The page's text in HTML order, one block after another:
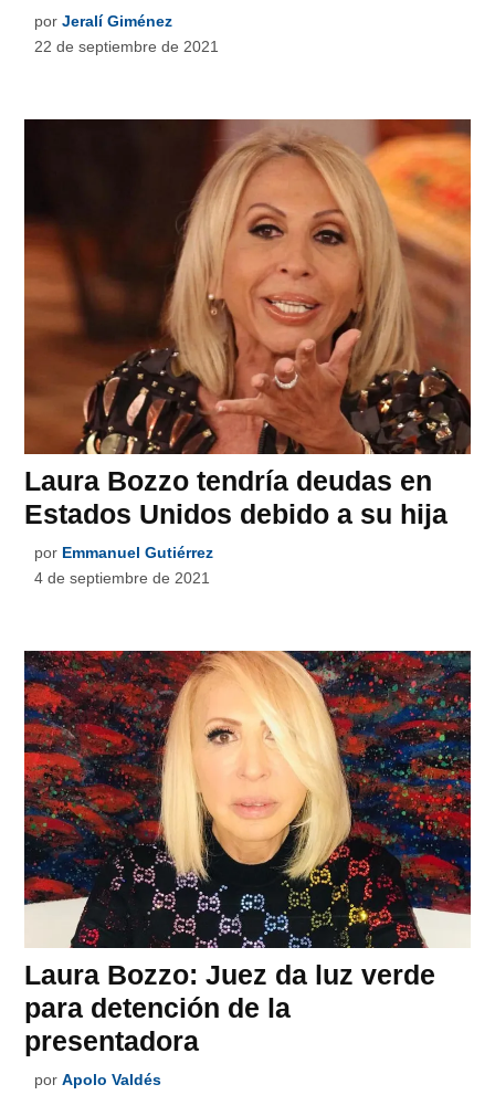
por Jeralí Giménez
22 de septiembre de 2021
Laura Bozzo tendría deudas en
Estados Unidos debido a su hija
por Emmanuel Gutiérrez
4 de septiembre de 2021
Laura Bozzo: Juez da luz verde
para detención de la
presentadora
por Apolo Valdés